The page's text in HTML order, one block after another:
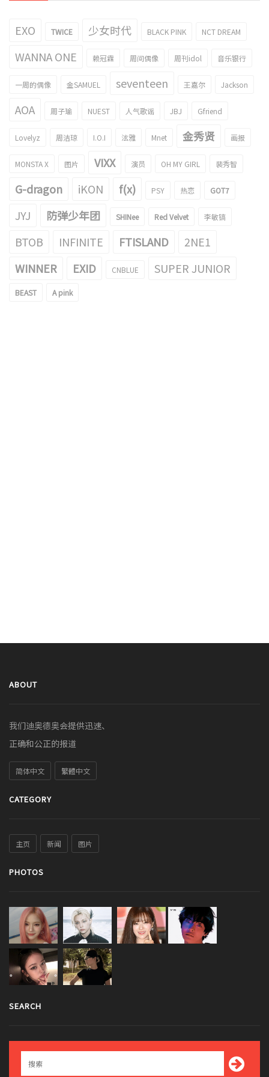
EXO TWICE 少女时代 BLACK PINK NCT DREAM
WANNA ONE 赖冠霖 周间偶像 周刊idol 音乐银行
一周的偶像 金SAMUEL seventeen 王嘉尔 Jackson
AOA 周子瑜 NUEST 人气歌谣 JBJ Gfriend
Lovelyz 周洁琼 I.O.I 泫雅 Mnet 金秀贤 画报
MONSTA X 图片 VIXX 演员 OH MY GIRL 裴秀智
G-dragon iKON f(x) PSY 热恋 GOT7
JYJ 防弹少年团 SHINee Red Velvet 李敏镐
BTOB INFINITE FTISLAND
2NE1
WINNER
EXID CNBLUE SUPER JUNIOR
BEAST A pink
ABOUT
我们迪奥德奥会提供迅速、
正确和公正的报道
简体中文 繁體中文
CATEGORY
主页 新闻 图片
PHOTOS
SEARCH